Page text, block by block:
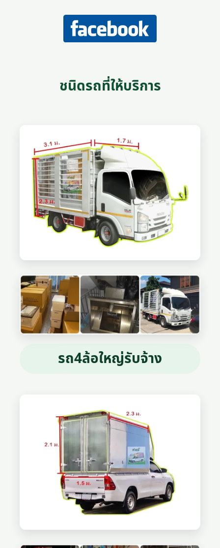
ชนิดรถที่ให้บริการ
รถ4ล้อใหญ่รับจ้าง